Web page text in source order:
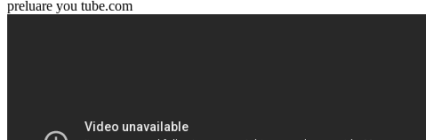
preluare you tube.com